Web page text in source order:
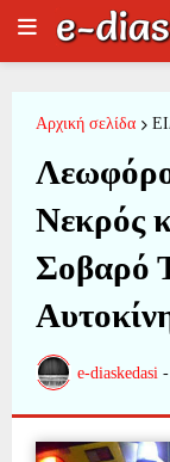
Αρχική σελίδα
Νεκρός
Σοβαρό
e-diaskedasi -